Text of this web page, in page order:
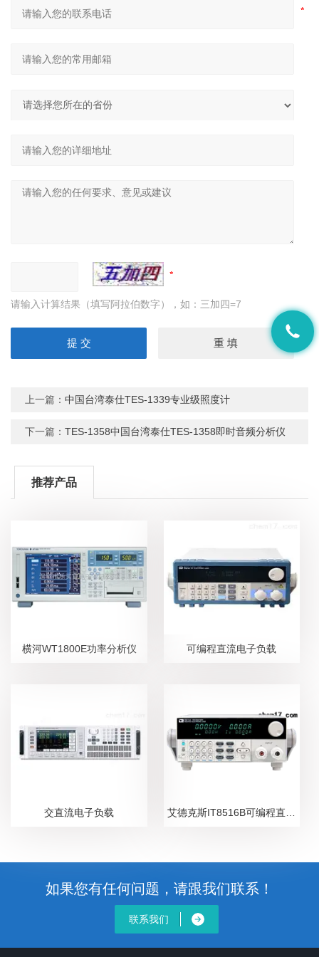
请输入计算结果（填写阿拉伯数字），如：三加四=7
上一篇：中国台湾泰仕TES-1339专业级照度计
下一篇：TES-1358中国台湾泰仕TES-1358即时音频分析仪
推荐产品
横河WT1800E功率分析仪 可编程直流电子负载
交直流电子负载
如果您有任何问题，请跟我们联系！
联系我们